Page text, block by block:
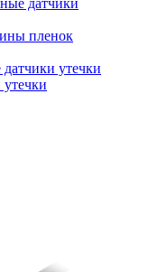
датчики
пленок
утечки